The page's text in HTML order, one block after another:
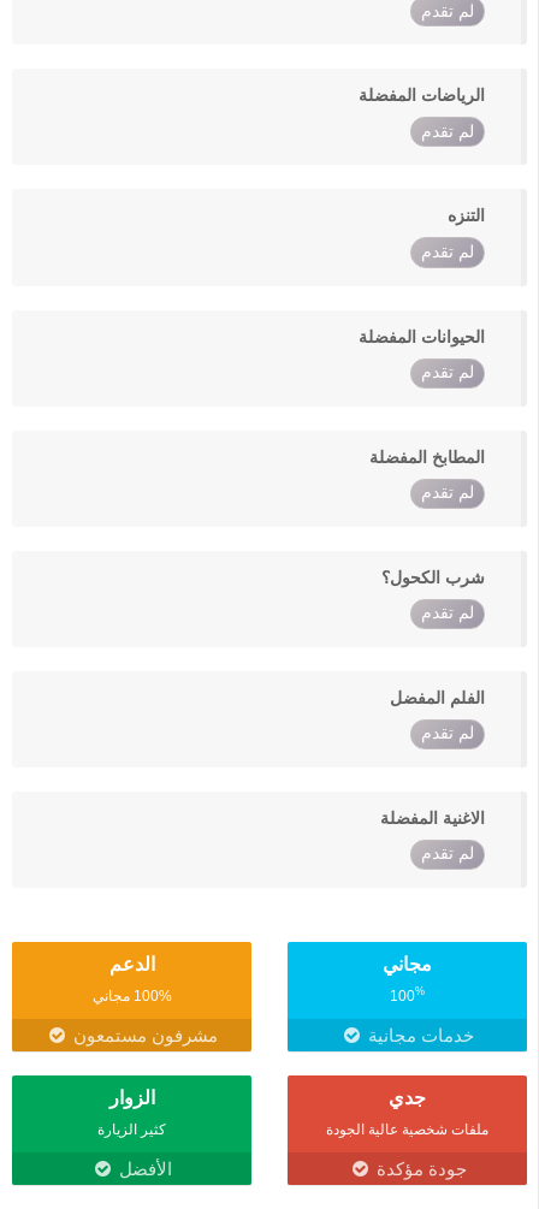
لم تقدم
الرياضات المفضلة
لم تقدم
التنزه
لم تقدم
الحيوانات المفضلة
لم تقدم
المطابخ المفضلة
لم تقدم
شرب الكحول؟
لم تقدم
الفلم المفضل
لم تقدم
الاغنية المفضلة
لم تقدم
مجاني
100%
خدمات مجانية
الدعم
100% مجاني
مشرفون مستمعون
جدي
ملفات شخصية عالية الجودة
جودة مؤكدة
الزوار
كثير الزيارة
الأفضل